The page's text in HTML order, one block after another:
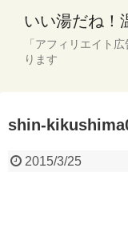
いい湯だね！
「アフィリエイト
ります
shin-
2015/3/25